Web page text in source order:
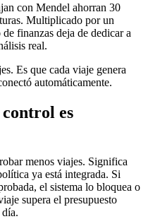
con Mendel ahorran 30
Multiplicado por un
finanzas deja de dedicar a
real.
Es que cada viaje genera
automáticamente.
es
menos viajes. Significa
ya está integrada. Si
el sistema lo bloquea o
supera el presupuesto